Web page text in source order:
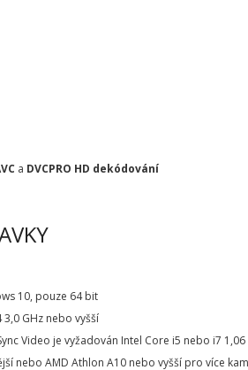
a DVCPRO HD dekódování
10, pouze 64 bit
GHz nebo vyšší
Video je vyžadován Intel Core i5 nebo i7 1,06
nebo AMD Athlon A10 nebo vyšší pro více